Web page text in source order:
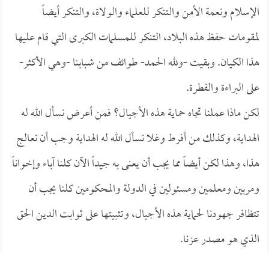
الإسلام ونعمة الأمن والتنكر للعلماء والولاة، والتنكر أيضاً
لمقومات حفظ هذه البلاد، التنكر للمسلمات الكبرى التي قام عليها
هذا الكيان. وبقيت -ولله الحمد- طوائف من شبابنا -وهي الأكثر-
على البراءة والفطرة.
لكن ماذا عملنا تجاه حماية هذه الأجيال؟ فمن أعرض نسأل الله له
الهداية، وكذلك من أفرط وغلا نسأل الله له الهداية وجب أن نعالج
هذا، وهذا لكن أيضاً مما يجب أن يعنى به جيداً الآن كلنا آباء وإخواناً
ومربين ومعلمين ومسئولين في الدولة والمحكومين كلنا يجب أن
تتظافر جهودنا لحماية هذه الأجيال، وتثبيتها على ثوابت الدين الحق
الذي هو مصدر عزنا.